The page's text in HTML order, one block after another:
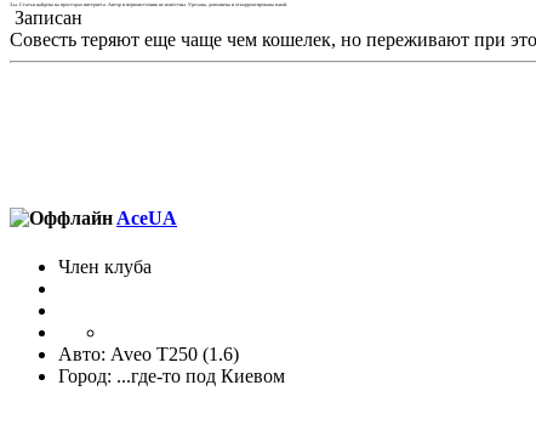
З.ы. Статья найдена на просторах интернета. Автор и первоисточник не известны. Урезана, дополнена и откорректирована мной.
Записан
Совесть теряют еще чаще чем кошелек, но переживают при
AceUA
Член клуба
Авто: Aveo T250 (1.6)
Город: ...где-то под Киевом